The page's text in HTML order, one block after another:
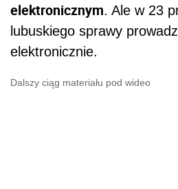
elektronicznym. Ale w 23
lubuskiego sprawy
elektronicznie.
Dalszy ciąg materiału pod wideo